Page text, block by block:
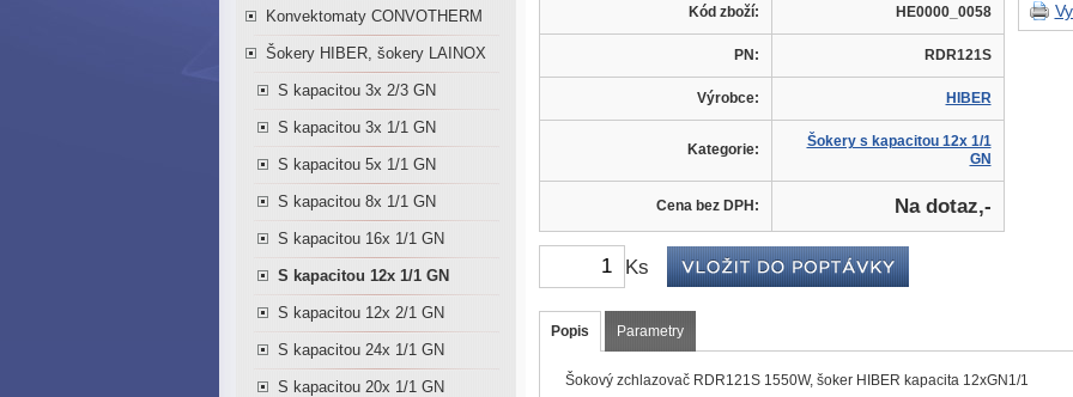
Konvektomaty CONVOTHERM
Šokery HIBER, šokery LAINOX
S kapacitou 3x 2/3 GN
S kapacitou 3x 1/1 GN
S kapacitou 5x 1/1 GN
S kapacitou 8x 1/1 GN
S kapacitou 16x 1/1 GN
S kapacitou 12x 1/1 GN
S kapacitou 12x 2/1 GN
S kapacitou 24x 1/1 GN
S kapacitou 20x 1/1 GN
Kód zboží: HE0000_0058
PN: RDR121S
Výrobce: HIBER
Kategorie:
Šokery s kapacitou 12x 1/1
GN
Cena bez DPH: Na dotaz,-
Ks
Popis Parametry
Šokový zchlazovač RDR121S 1550W, šoker HIBER kapacita 12xGN1/1